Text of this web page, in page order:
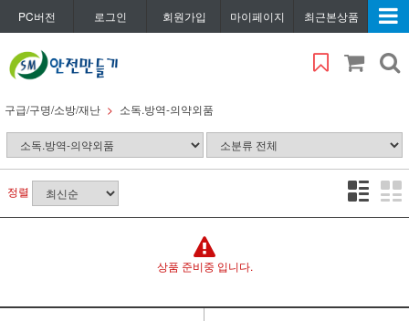
PC버전 로그인 회원가입 마이페이지 최근본상품
구급/구명/소방/재난 소독.방역-의약외품
정렬
상품 준비중 입니다.